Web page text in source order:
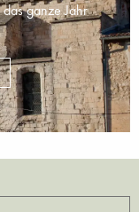
ganze Jahr